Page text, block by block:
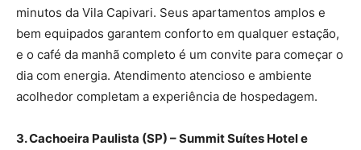
minutos da Vila Capivari. Seus apartamentos amplos e
bem equipados garantem conforto em qualquer estação,
e o café da manhã completo é um convite para começar o
dia com energia. Atendimento atencioso e ambiente
acolhedor completam a experiência de hospedagem.
3. Cachoeira Paulista (SP) – Summit Suítes Hotel e